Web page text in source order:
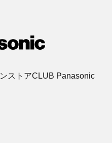
ストアCLUB Panasonic